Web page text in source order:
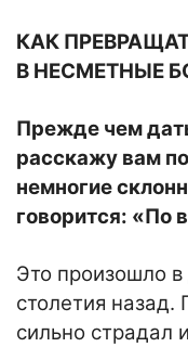
КАК
В НЕСМЕТНЫЕ
Прежде чем
расскажу вам
немногие
говорится: «По
Это произошло
столетия назад.
сильно страдал